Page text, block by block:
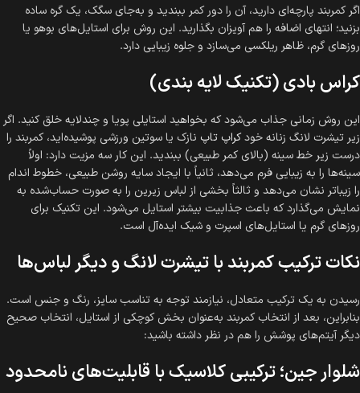
اگر کمربند پارچه‌ای دارید، آن را دور کمر ببندید و به‌جای سگک، یک گره ساده
بزنید؛ انتهای اضافه را هم آویزان بگذارید. این روش برای استایل‌های بوهو یا
روزهای گرم، ظاهر ریلکسی می‌سازد و جلوه زیبایی دارد.
کراس بادی (تکنیک لایه بندی)
این روش زمانی جذاب می‌شود که بخواهید استایلی پویا و چندلایه خلق کنید. اگر
زیر تیشرت لانگ زنانه خودکراپ تاپ نازک یا سوتین ورزشی پوشیده‌اید، کمربند را
درست زیر خط سینه (بالای کمر طبیعی) ببندید. این کار سه مزیت دارد: اولاً
سینه‌ها را به زیبایی فرم می‌دهد، ثانیاً با ایجاد سایه روشن طبیعی، خطوط اندام
را زیباتر نشان می‌دهد و ثالثاً بخشی از لباس زیرین را به صورت حساب‌شده به
نمایش می‌گذارد که باعث جذابیت بیشتر استایل می‌شود. این تکنیک برای
روزهای گرم یا استایل‌های اسپرت و شیک ایده‌آل است.
نکات ترکیب کمربند با تیشرت لانگ و دیگر لباس‌ها
رسیدن به یک ترکیب متعادل، نیازمند توجه به تناسب سایز، رنگ و جنس است.
بنابراین، بعد از انتخاب کمربند به‌عنوان بخش کوچکی از استایل، انتخاب صحیح
دیگر آیتم‌های پوشش را هم در نظر داشته باشید:
شلوار جین؛ ترکیبی کلاسیک با قابلیت‌های نامحدود